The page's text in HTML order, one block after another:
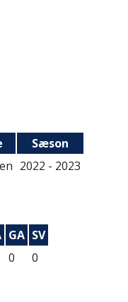
Sæson
2022 - 2023
GA SV
0 0